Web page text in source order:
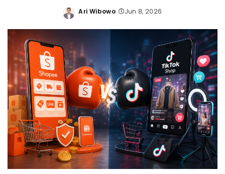
Posted
Ari Wibowo Jun 8, 2026